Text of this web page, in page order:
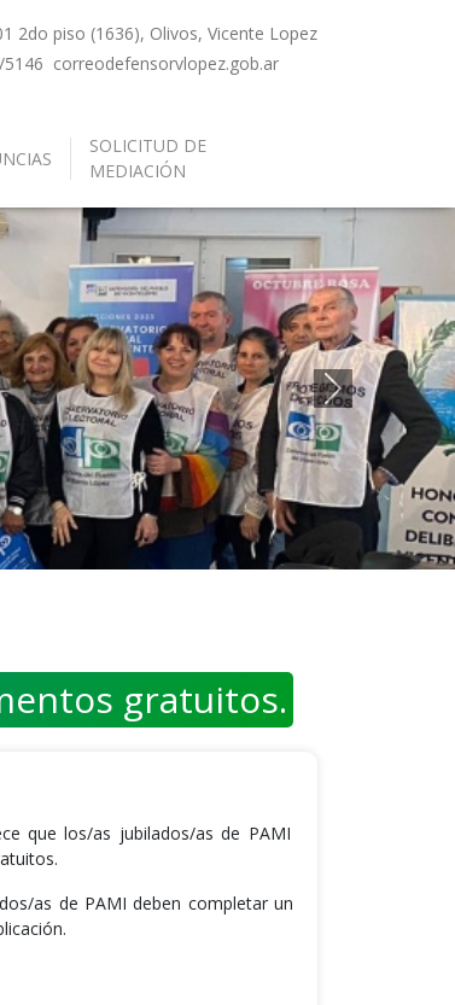
2do piso (1636), Olivos, Vicente Lopez
correodefensorvlopez.gob.ar
SOLICITUD DE
MEDIACIÓN
Siguiente
gratuitos.
que los/as jubilados/as de PAMI
as de PAMI deben completar un